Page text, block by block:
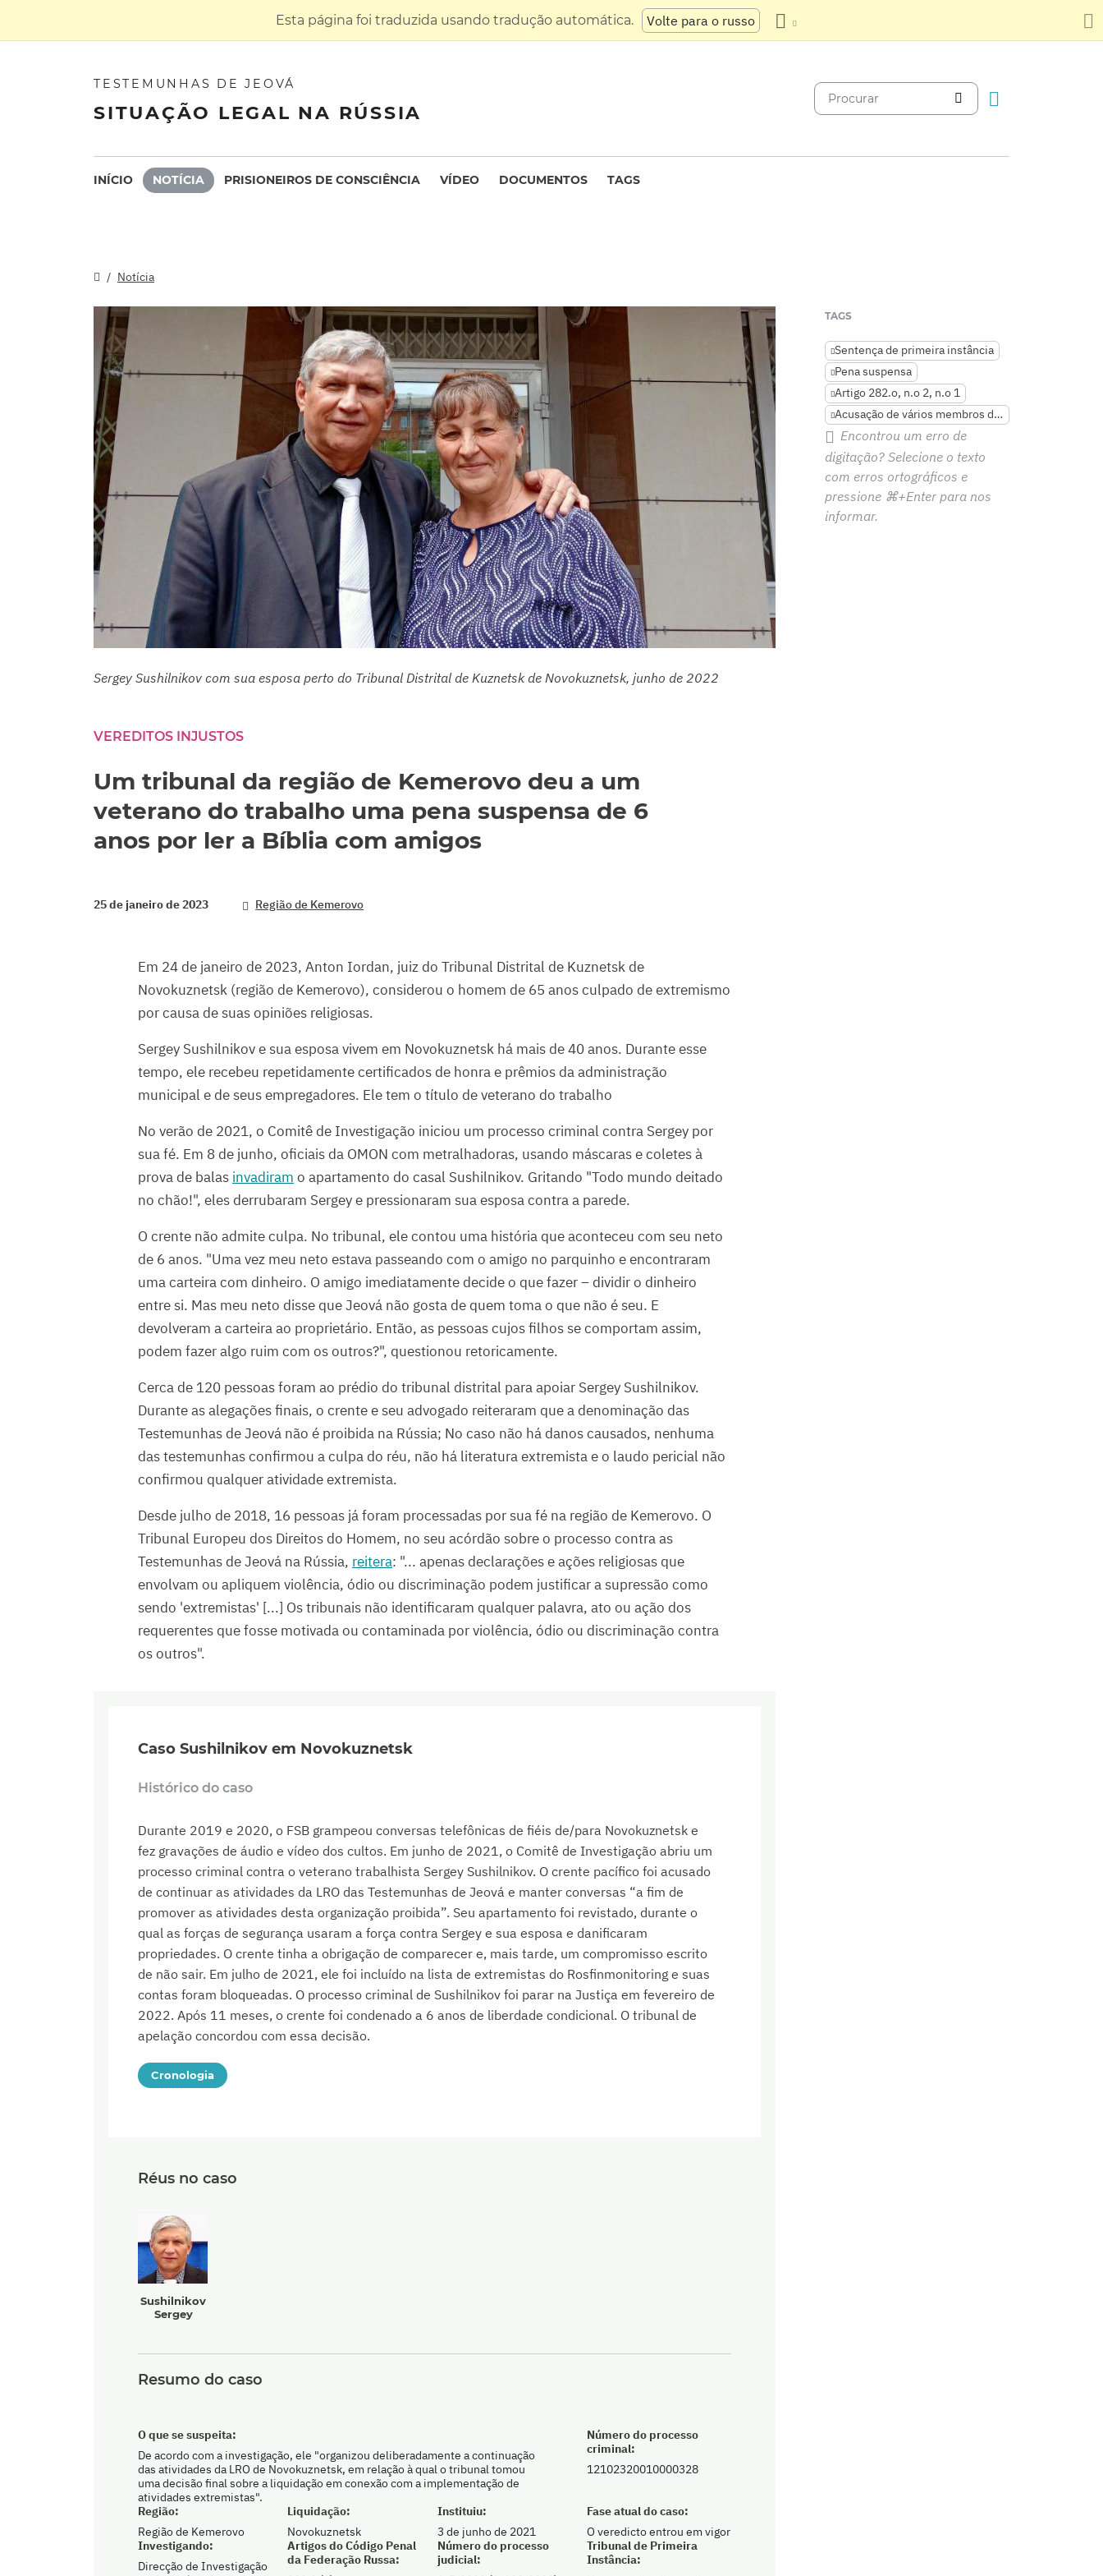
Esta página foi traduzida usando tradução automática. Volte para o russo
TESTEMUNHAS DE JEOVÁ
SITUAÇÃO LEGAL NA RÚSSIA
INÍCIO NOTÍCIA PRISIONEIROS DE CONSCIÊNCIA VÍDEO DOCUMENTOS TAGS
Notícia
Sergey Sushilnikov com sua esposa perto do Tribunal Distrital de Kuznetsk de Novokuznetsk, junho de 2022
VEREDITOS INJUSTOS
Um tribunal da região de Kemerovo deu a um
veterano do trabalho uma pena suspensa de 6
anos por ler a Bíblia com amigos
25 de janeiro de 2023 Região de Kemerovo
Em 24 de janeiro de 2023, Anton Iordan, juiz do Tribunal Distrital de Kuznetsk de
Novokuznetsk (região de Kemerovo), considerou o homem de 65 anos culpado de extremismo
por causa de suas opiniões religiosas.
Sergey Sushilnikov e sua esposa vivem em Novokuznetsk há mais de 40 anos. Durante esse
tempo, ele recebeu repetidamente certificados de honra e prêmios da administração
municipal e de seus empregadores. Ele tem o título de veterano do trabalho
No verão de 2021, o Comitê de Investigação iniciou um processo criminal contra Sergey por
sua fé. Em 8 de junho, oficiais da OMON com metralhadoras, usando máscaras e coletes à
prova de balas invadiram o apartamento do casal Sushilnikov. Gritando "Todo mundo deitado
no chão!", eles derrubaram Sergey e pressionaram sua esposa contra a parede.
O crente não admite culpa. No tribunal, ele contou uma história que aconteceu com seu neto
de 6 anos. "Uma vez meu neto estava passeando com o amigo no parquinho e encontraram
uma carteira com dinheiro. O amigo imediatamente decide o que fazer – dividir o dinheiro
entre si. Mas meu neto disse que Jeová não gosta de quem toma o que não é seu. E
devolveram a carteira ao proprietário. Então, as pessoas cujos filhos se comportam assim,
podem fazer algo ruim com os outros?", questionou retoricamente.
Cerca de 120 pessoas foram ao prédio do tribunal distrital para apoiar Sergey Sushilnikov.
Durante as alegações finais, o crente e seu advogado reiteraram que a denominação das
Testemunhas de Jeová não é proibida na Rússia; No caso não há danos causados, nenhuma
das testemunhas confirmou a culpa do réu, não há literatura extremista e o laudo pericial não
confirmou qualquer atividade extremista.
Desde julho de 2018, 16 pessoas já foram processadas por sua fé na região de Kemerovo. O
Tribunal Europeu dos Direitos do Homem, no seu acórdão sobre o processo contra as
Testemunhas de Jeová na Rússia, reitera: "... apenas declarações e ações religiosas que
envolvam ou apliquem violência, ódio ou discriminação podem justificar a supressão como
sendo 'extremistas' [...] Os tribunais não identificaram qualquer palavra, ato ou ação dos
requerentes que fosse motivada ou contaminada por violência, ódio ou discriminação contra
os outros".
TAGS
Sentença de primeira instância
Pena suspensa
Artigo 282.o, n.o 2, n.o 1
Acusação de vários membros da família
Encontrou um erro de
digitação? Selecione o texto
com erros ortográficos e
pressione ⌘+Enter para nos
informar.
Caso Sushilnikov em Novokuznetsk
Histórico do caso
Durante 2019 e 2020, o FSB grampeou conversas telefônicas de fiéis de/para Novokuznetsk e
fez gravações de áudio e vídeo dos cultos. Em junho de 2021, o Comitê de Investigação abriu um
processo criminal contra o veterano trabalhista Sergey Sushilnikov. O crente pacífico foi acusado
de continuar as atividades da LRO das Testemunhas de Jeová e manter conversas “a fim de
promover as atividades desta organização proibida”. Seu apartamento foi revistado, durante o
qual as forças de segurança usaram a força contra Sergey e sua esposa e danificaram
propriedades. O crente tinha a obrigação de comparecer e, mais tarde, um compromisso escrito
de não sair. Em julho de 2021, ele foi incluído na lista de extremistas do Rosfinmonitoring e suas
contas foram bloqueadas. O processo criminal de Sushilnikov foi parar na Justiça em fevereiro de
2022. Após 11 meses, o crente foi condenado a 6 anos de liberdade condicional. O tribunal de
apelação concordou com essa decisão.
Cronologia
Réus no caso
Sushilnikov
Sergey
Resumo do caso
Região:
Região de Kemerovo
Liquidação:
Novokuznetsk
O que se suspeita:
De acordo com a investigação, ele "organizou deliberadamente a continuação
das atividades da LRO de Novokuznetsk, em relação à qual o tribunal tomou
uma decisão final sobre a liquidação em conexão com a implementação de
atividades extremistas".
Número do processo
criminal:
12102320010000328
Instituiu:
3 de junho de 2021
Fase atual do caso:
O veredicto entrou em vigor
Investigando:
Direcção de Investigação
Artigos do Código Penal
da Federação Russa:
Número do processo
judicial:
Tribunal de Primeira
Instância: